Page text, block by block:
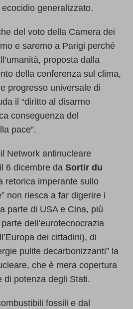
generalizzato.
del voto della Camera dei
e saremo a Parigi perché
proposta dalla
della conferenza sul clima,
progresso universale di
il “diritto al disarmo
conseguenza del
pace”.
Network antinucleare
6 dicembre daSortir du
retorica imperante sullo
non riesca a far digerire i
parte di USA e Cina, più
dell’eurotecnocrazia
dei cittadini), di
pulite decarbonizzanti” la
che è mera copertura
di potenza degli Stati.
fossili e dal